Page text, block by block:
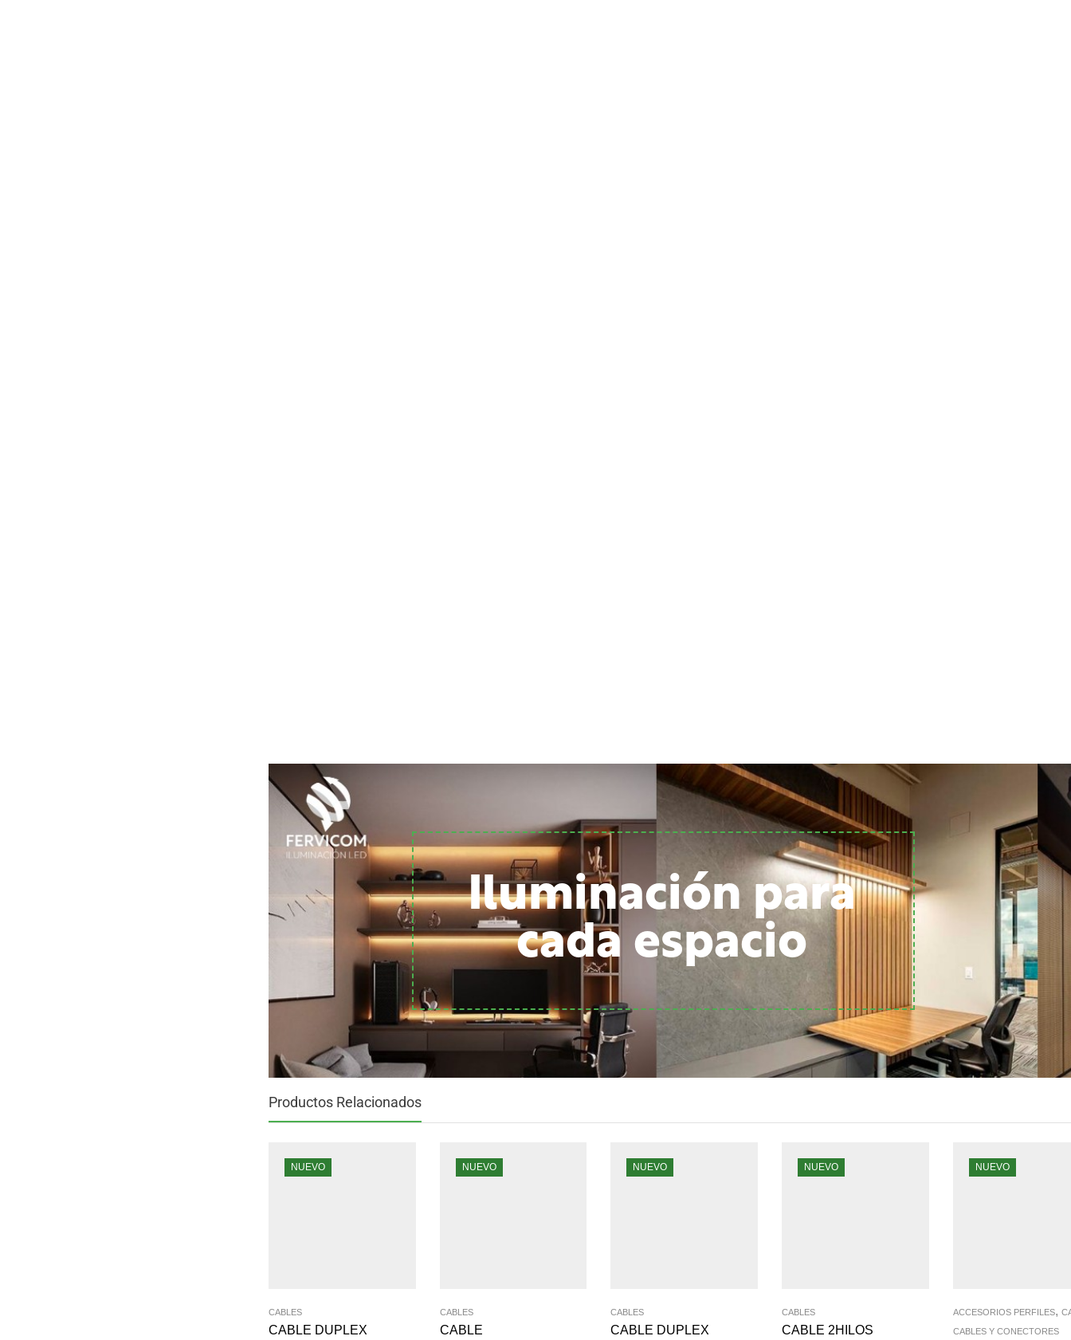
Iluminación para
cada espacio
Productos Relacionados
NUEVO
CABLES
CABLE DUPLEX
NUEVO
CABLES
CABLE
NUEVO
CABLES
CABLE DUPLEX
NUEVO
CABLES
CABLE 2HILOS
NUEVO
ACCESORIOS PERFILES,
CABLES Y CONECTORES